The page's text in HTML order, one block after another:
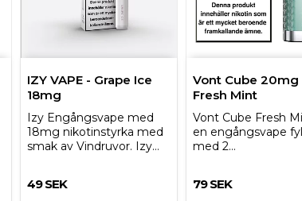
IZY VAPE - Grape Ice
18mg
Izy Engångsvape med
18mg nikotinstyrka med
smak av Vindruvor. Izy…
49 SEK
Vont Cube 20mg
Fresh Mint
Vont Cube Fresh
en engångsvape
med 2…
79 SEK